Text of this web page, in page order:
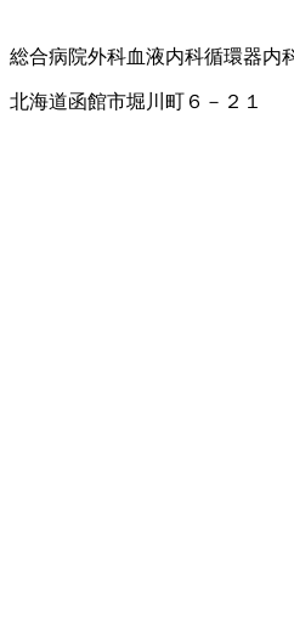
総合病院外科血液内科循環器内
北海道函館市堀川町６－２１